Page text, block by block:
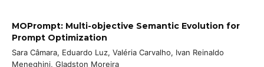
MOPrompt: Multi-objective Semantic Evolution for
Prompt Optimization
Sara Câmara, Eduardo Luz, Valéria Carvalho, Ivan Reinaldo
Meneghini, Gladston Moreira